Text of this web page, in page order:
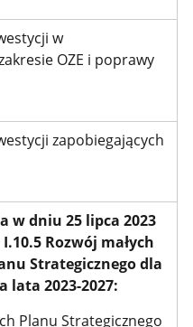
w
OZE i poprawy
zapobiegających
w dniu 25 lipca 2023
Rozwój małych
Strategicznego dla
lata 2023-2027:
Planu Strategicznego